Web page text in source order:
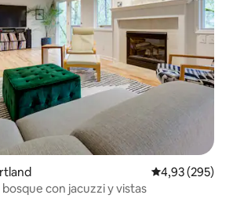
Calificación
4,93 (295)
con jacuzzi y vistas